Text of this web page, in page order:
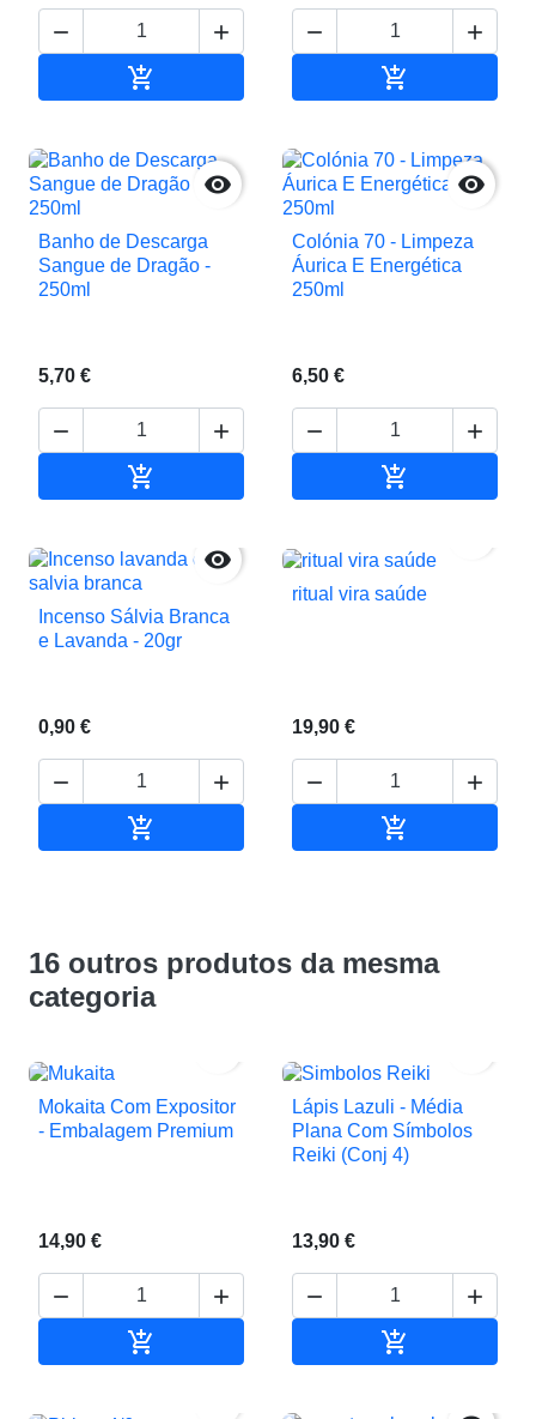
 

 


Banho de Descarga
Sangue de Dragão -
250ml
5,70 €
 


Colónia 70 - Limpeza
Áurica E Energética
250ml
6,50 €
 


Incenso Sálvia Branca
e Lavanda - 20gr
0,90 €
 

ritual vira saúde
19,90 €
 

16 outros produtos da mesma
categoria
Mokaita Com Expositor
- Embalagem Premium
14,90 €
 

Lápis Lazuli - Média
Plana Com Símbolos
Reiki (Conj 4)
13,90 €
 
